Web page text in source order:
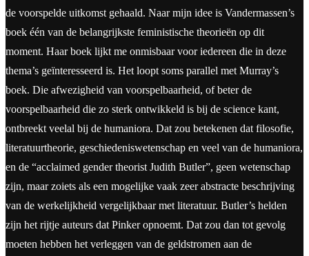
de voorspelde uitkomst gehaald. Naar mijn idee is Vandermassen’s
boek één van de belangrijkste feministische theorieën op dit
moment. Haar boek lijkt me onmisbaar voor iedereen die in deze
thema’s geïnteresseerd is. Het loopt soms parallel met Murray’s
boek. Die afwezigheid van voorspelbaarheid, of beter de
voorspelbaarheid die zo sterk ontwikkeld is bij de science kant,
ontbreekt veelal bij de humaniora. Dat zou betekenen dat filosofie,
literatuurtheorie, geschiedeniswetenschap en veel van de humaniora,
en de “acclaimed gender theorist Judith Butler”, geen wetenschap
zijn, maar zoiets als een mogelijke vaak zeer abstracte beschrijving
van de werkelijkheid vergelijkbaar met literatuur. Butler’s helden
zijn het rijtje auteurs dat Pinker opnoemt. Dat zou dan tot gevolg
moeten hebben het verleggen van de geldstromen aan de